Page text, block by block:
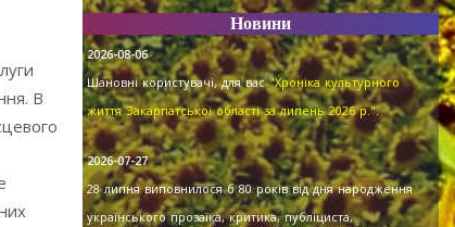
В
Новини
2026-08-06
Шановні користувачі, для вас"Хроніка культурного
життя Закарпатської області за липень 2026 р.".
2026-07-27
28 липня виповнилося б 80 років від дня народження
українського прозаїка, критика, публіциста,